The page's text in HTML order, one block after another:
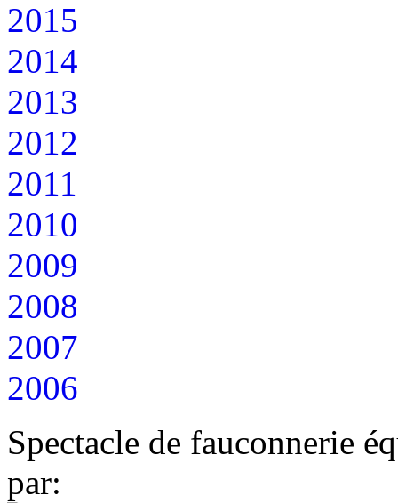
2015
2014
2013
2012
2011
2010
2009
2008
2007
2006
Spectacle de fauconnerie
par: